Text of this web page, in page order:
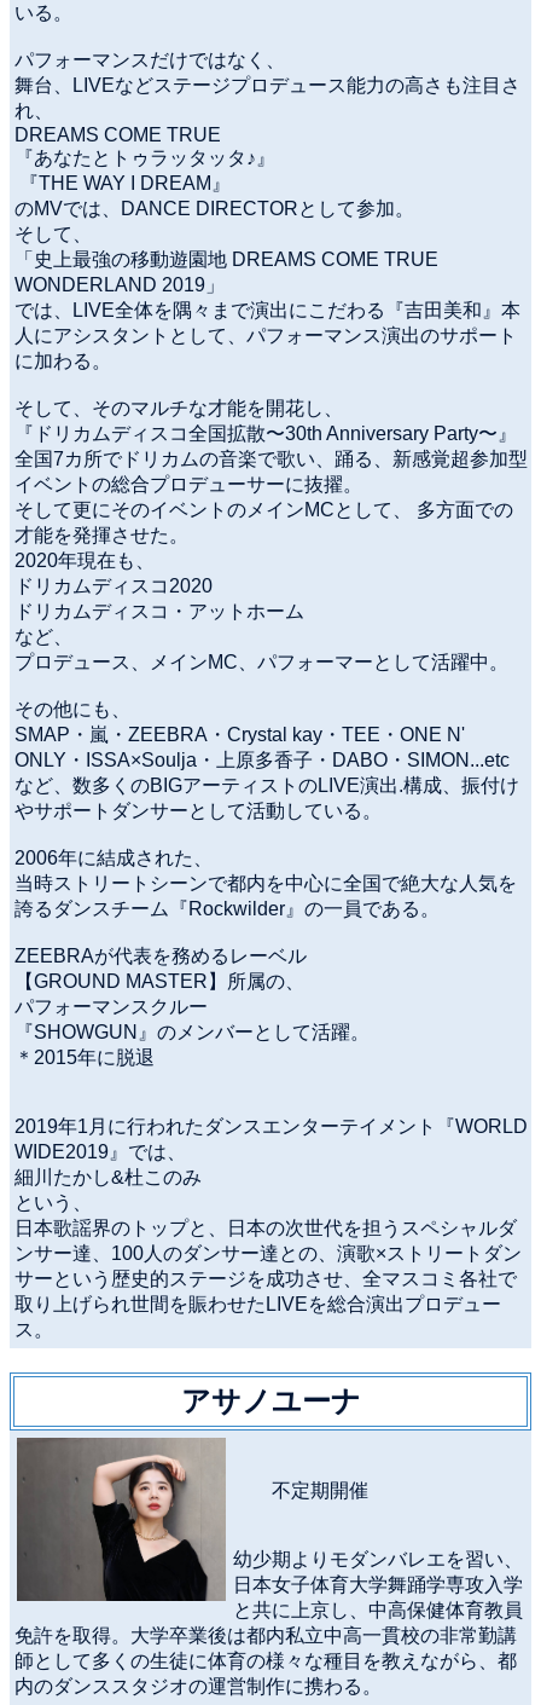
いる。
パフォーマンスだけではなく、
舞台、LIVEなどステージプロデュース能力の高さも注目さ
れ、
DREAMS COME TRUE
『あなたとトゥラッタッタ♪』
『THE WAY I DREAM』
のMVでは、DANCE DIRECTORとして参加。
そして、
「史上最強の移動遊園地 DREAMS COME TRUE
WONDERLAND 2019」
では、LIVE全体を隅々まで演出にこだわる『吉田美和』本
人にアシスタントとして、パフォーマンス演出のサポート
に加わる。
そして、そのマルチな才能を開花し、
『ドリカムディスコ全国拡散〜30th Anniversary Party〜』
全国7カ所でドリカムの音楽で歌い、踊る、新感覚超参加型
イベントの総合プロデューサーに抜擢。
そして更にそのイベントのメインMCとして、 多方面での
才能を発揮させた。
2020年現在も、
ドリカムディスコ2020
ドリカムディスコ・アットホーム
など、
プロデュース、メインMC、パフォーマーとして活躍中。
その他にも、
SMAP・嵐・ZEEBRA・Crystal kay・TEE・ONE N'
ONLY・ISSA×Soulja・上原多香子・DABO・SIMON...etc
など、数多くのBIGアーティストのLIVE演出.構成、振付け
やサポートダンサーとして活動している。
2006年に結成された、
当時ストリートシーンで都内を中心に全国で絶大な人気を
誇るダンスチーム『Rockwilder』の一員である。
ZEEBRAが代表を務めるレーベル
【GROUND MASTER】所属の、
パフォーマンスクルー
『SHOWGUN』のメンバーとして活躍。
＊2015年に脱退
2019年1月に行われたダンスエンターテイメント『WORLD
WIDE2019』では、
細川たかし&杜このみ
という、
日本歌謡界のトップと、日本の次世代を担うスペシャルダ
ンサー達、100人のダンサー達との、演歌×ストリートダン
サーという歴史的ステージを成功させ、全マスコミ各社で
取り上げられ世間を賑わせたLIVEを総合演出プロデュー
ス。
アサノユーナ
不定期開催
幼少期よりモダンバレエを習い、
日本女子体育大学舞踊学専攻入学
と共に上京し、中高保健体育教員
免許を取得。大学卒業後は都内私立中高一貫校の非常勤講
師として多くの生徒に体育の様々な種目を教えながら、都
内のダンススタジオの運営制作に携わる。